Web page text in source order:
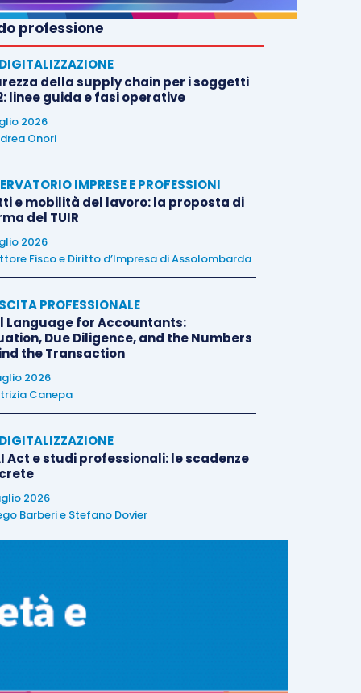
professione
della supply chain per i soggetti
linee guida e fasi operative
2026
Onori
IMPRESE E PROFESSIONI
e mobilità del lavoro: la proposta di
del TUIR
2026
Fisco e Diritto d’Impresa di Assolombarda
PROFESSIONALE
Language for Accountants:
Due Diligence, and the Numbers
the Transaction
2026
Canepa
Act e studi professionali: le scadenze
2026
Barberie Stefano Dovier